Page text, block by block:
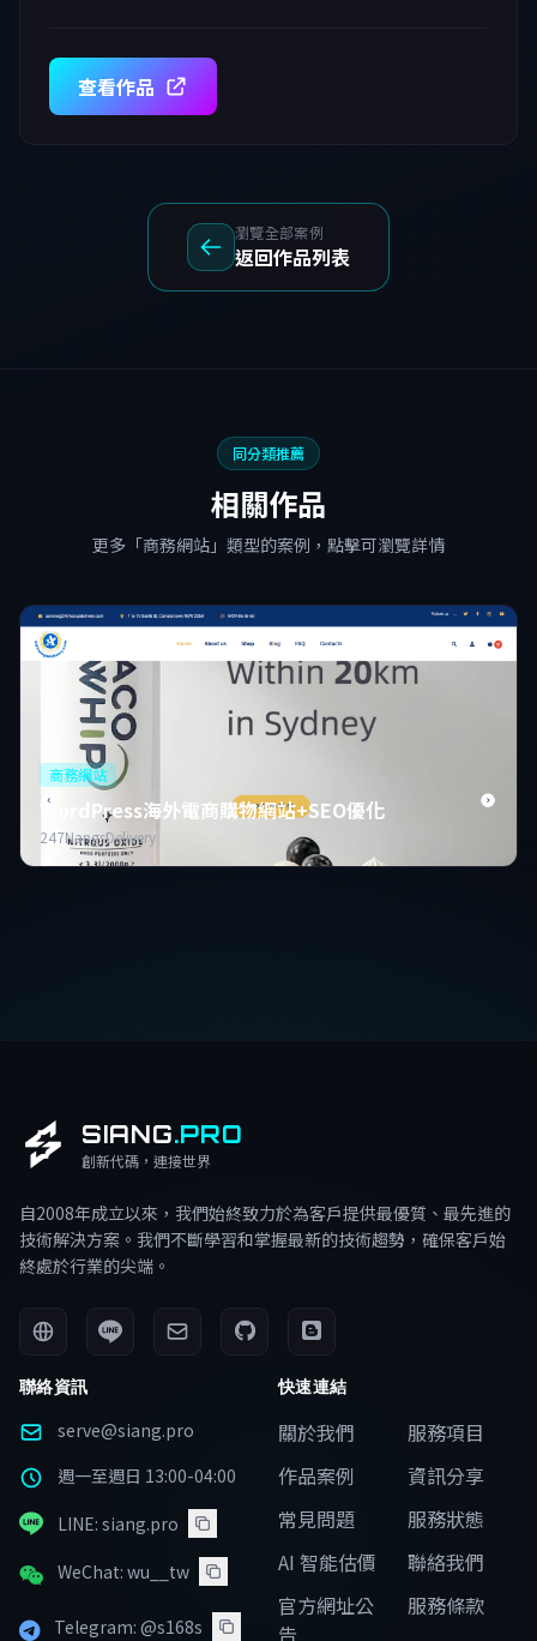
查看作品
瀏覽全部案例
返回作品列表
同分類推薦
相關作品
更多「商務網站」類型的案例，點擊可瀏覽詳情
商務網站
WordPress海外電商購物網站+SEO優化
247NangsDelivery
SIANG.PRO
創新代碼，連接世界
自2008年成立以來，我們始終致力於為客戶提供最優質、最先進的
技術解決方案。我們不斷學習和掌握最新的技術趨勢，確保客戶始
終處於行業的尖端。
聯絡資訊
serve@siang.pro
週一至週日 13:00-04:00
LINE: siang.pro
WeChat: wu__tw
Telegram: @s168s
快速連結
關於我們
服務項目
作品案例
資訊分享
常見問題
服務狀態
AI 智能估價
聯絡我們
官方網址公
告
服務條款